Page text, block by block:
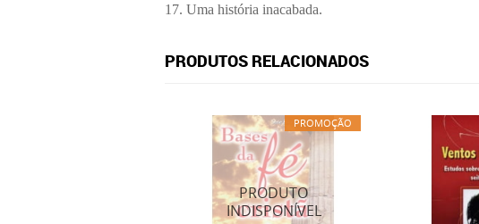
17. Uma história inacabada.
PRODUTOS RELACIONADOS
PROMOÇÃO